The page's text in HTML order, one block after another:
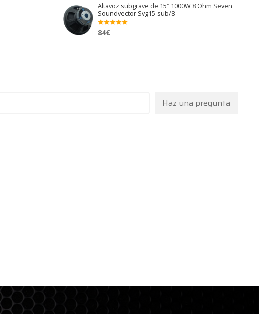
Altavoz subgrave de 15″ 1000W 8 Ohm Seven
Soundvector Svg15-sub/8
Valora
84€
Haz una pregunta